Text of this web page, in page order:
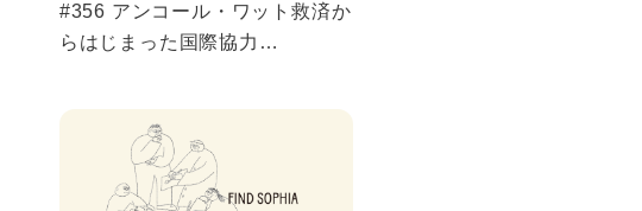
#356 アンコール・ワット救済か
らはじまった国際協力
ジア人材養成研究センター」